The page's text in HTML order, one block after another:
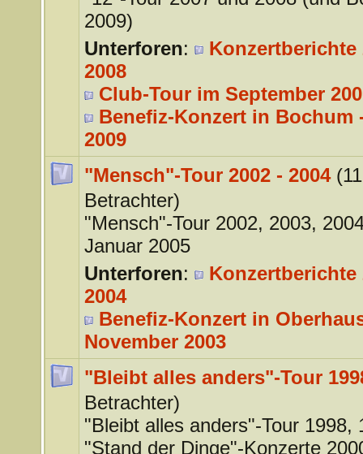
2009)
Unterforen:
Konzertberichte
2008
Club-Tour im September
Benefiz-Konzert in Bochum
2009
"Mensch"-Tour 2002 - 2004 (11
Betrachter)
"Mensch"-Tour 2002, 2003,
Januar 2005
Unterforen:
Konzertberichte
2004
Benefiz-Konzert in
November 2003
"Bleibt alles anders"-Tour
Betrachter)
"Bleibt alles anders"-Tour 1998,
"Stand der Dinge"-Konzerte